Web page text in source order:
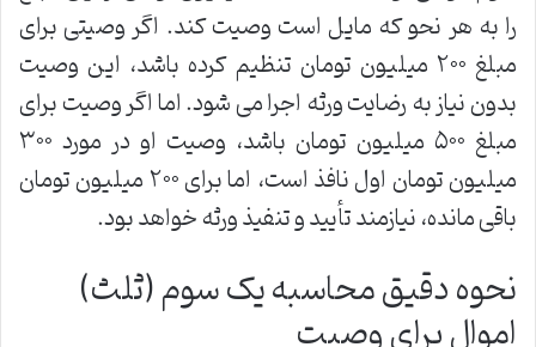
را به هر نحو که مایل است وصیت کند. اگر وصیتی برای
مبلغ ۲۰۰ میلیون تومان تنظیم کرده باشد، این وصیت
بدون نیاز به رضایت ورثه اجرا می شود. اما اگر وصیت برای
مبلغ ۵۰۰ میلیون تومان باشد، وصیت او در مورد ۳۰۰
میلیون تومان اول نافذ است، اما برای ۲۰۰ میلیون تومان
باقی مانده، نیازمند تأیید و تنفیذ ورثه خواهد بود.
نحوه دقیق محاسبه یک سوم (ثلث)